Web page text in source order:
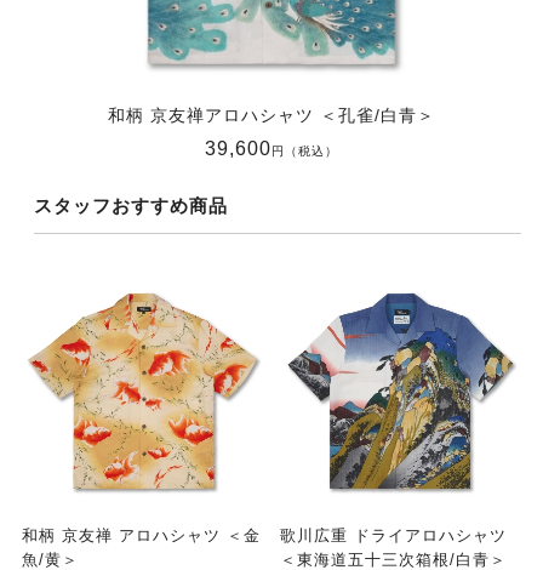
和柄 京友禅アロハシャツ ＜孔雀/白青＞
39,600円（税込）
スタッフおすすめ商品
和柄 京友禅 アロハシャツ ＜金
魚/黄＞
歌川広重 ドライアロハシャツ
＜東海道五十三次箱根/白青＞